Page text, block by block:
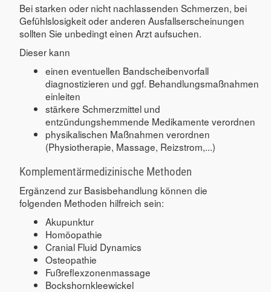
Bei starken oder nicht nachlassenden Schmerzen, bei
Gefühlslosigkeit oder anderen Ausfallserscheinungen
sollten Sie unbedingt einen Arzt aufsuchen.
Dieser kann
einen eventuellen Bandscheibenvorfall
diagnostizieren und ggf. Behandlungsmaßnahmen
einleiten
stärkere Schmerzmittel und
entzündungshemmende Medikamente verordnen
physikalischen Maßnahmen verordnen
(Physiotherapie, Massage, Reizstrom,...)
Komplementärmedizinische Methoden
Ergänzend zur Basisbehandlung können die
folgenden Methoden hilfreich sein:
Akupunktur
Homöopathie
Cranial Fluid Dynamics
Osteopathie
Fußreflexzonenmassage
Bockshornkleewickel